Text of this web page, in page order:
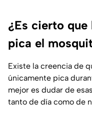
¿Es cierto que
pica el
Existe la creencia de
únicamente pica
mejor es dudar de
tanto de día como de